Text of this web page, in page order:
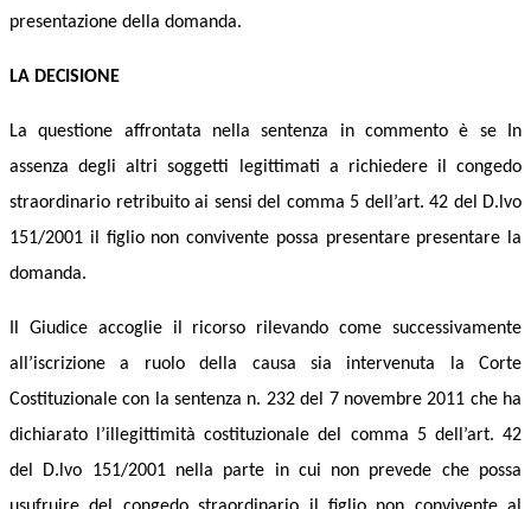
presentazione della domanda.
LA DECISIONE
La questione affrontata nella sentenza in commento è se In
assenza degli altri soggetti legittimati a richiedere il congedo
straordinario retribuito ai sensi del comma 5 dell’art. 42 del D.lvo
151/2001 il figlio non convivente possa presentare presentare la
domanda.
Il Giudice accoglie il ricorso rilevando come successivamente
all’iscrizione a ruolo della causa sia intervenuta la Corte
Costituzionale con la sentenza n. 232 del 7 novembre 2011 che ha
dichiarato l’illegittimità costituzionale del comma 5 dell’art. 42
del D.lvo 151/2001 nella parte in cui non prevede che possa